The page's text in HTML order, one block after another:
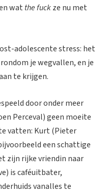
wat the fuckze nu met
adolescente stress: het
je wegvallen, en je
te krijgen.
door onder meer
Perceval) geen moeite
vatten: Kurt (Pieter
een schattige
zijn rijke vriendin naar
is caféuitbater,
vanalles te